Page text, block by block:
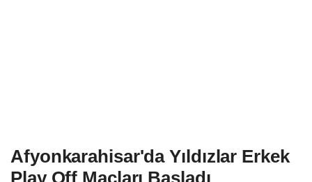
Afyonkarahisar'da Yıldızlar Erkek